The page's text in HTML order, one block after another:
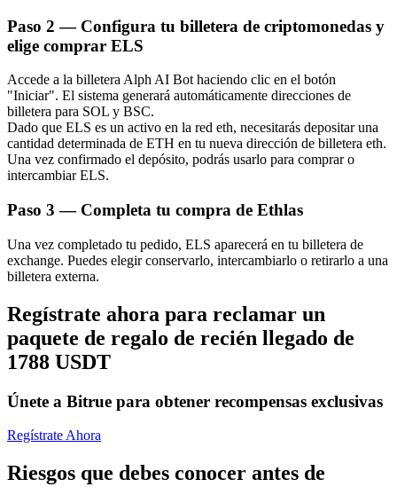
Aprender Staking
Obtenga más información sobre cómo obtener ingresos pasivos
Bitrue
AI
Bitrue Partners
¡Hasta un 65% de comisiones!
Paso 2 — Configura tu billetera de criptomonedas y
elige comprar ELS
Accede a la billetera Alph AI Bot haciendo clic en el botón
"Iniciar". El sistema generará automáticamente direcciones de
billetera para SOL y BSC.
Dado que ELS es un activo en la red eth, necesitarás depositar una
cantidad determinada de ETH en tu nueva dirección de billetera eth.
Una vez confirmado el depósito, podrás usarlo para comprar o
intercambiar ELS.
Paso 3 — Completa tu compra de Ethlas
Una vez completado tu pedido, ELS aparecerá en tu billetera de
exchange. Puedes elegir conservarlo, intercambiarlo o retirarlo a una
billetera externa.
Regístrate ahora para reclamar un
paquete de regalo de recién llegado de
1788 USDT
Únete a Bitrue para obtener recompensas exclusivas
Regístrate Ahora
Riesgos que debes conocer antes de